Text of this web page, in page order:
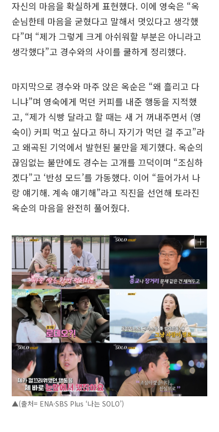
자신의 마음을 확실하게 표현했다. 이에 영숙은 “옥
순님한테 마음을 굳혔다고 말해서 멋있다고 생각했
다”며 “제가 그렇게 크게 아쉬워할 부분은 아니라고
생각했다”고 경수와의 사이를 쿨하게 정리했다.
마지막으로 경수와 마주 앉은 옥순은 “왜 흘리고 다
니냐”며 영숙에게 먹던 커피를 내준 행동을 지적했
고, “제가 식빵 달라고 할 때는 새 거 꺼내주면서 (영
숙이) 커피 먹고 싶다고 하니 자기가 먹던 걸 주고”라
고 왜곡된 기억에서 발현된 불만을 제기했다. 옥순의
끊임없는 불만에도 경수는 고개를 끄덕이며 “조심하
겠다”고 ‘반성 모드’를 가동했다. 이어 “들어가서 나
랑 얘기해. 계속 얘기해”라고 직진을 선언해 토라진
옥순의 마음을 완전히 풀어줬다.
▲(출처= ENA·SBS Plus ‘나는 SOLO’)